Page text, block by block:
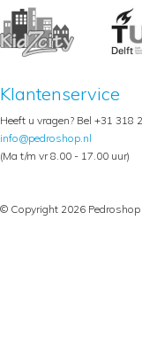
Klantenservice
Heeft u vragen? Bel +31
info@pedroshop.nl
(Ma t/m vr 8.00 - 17.00 uur)
© Copyright 2026 Pedroshop